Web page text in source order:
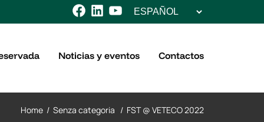
Facebook
LinkedIn
YouTube
Elegir
Noticias y eventos Contactos
Home / Senza categoria / FST @ VETECO 2022